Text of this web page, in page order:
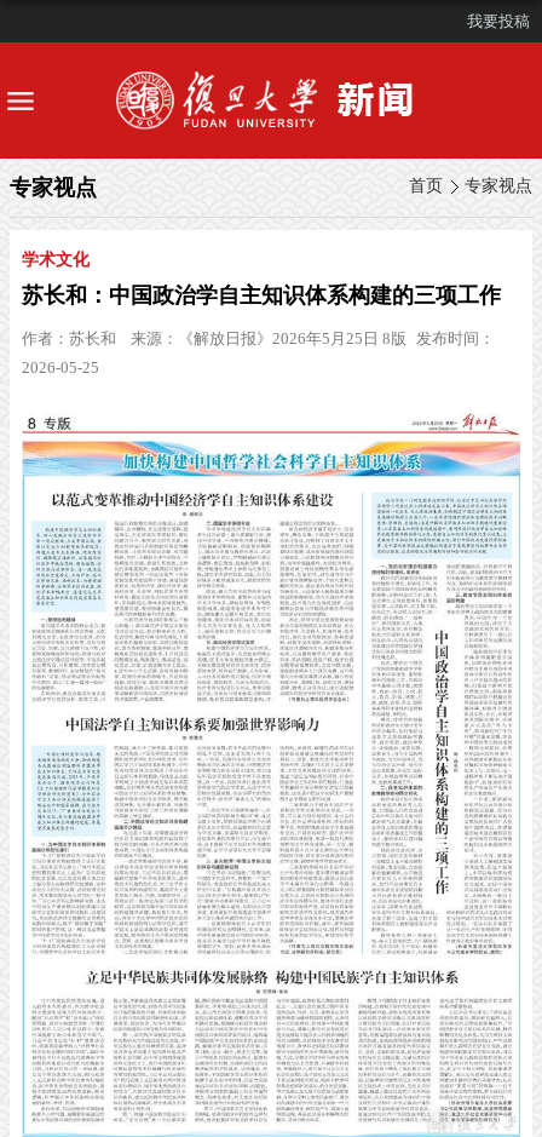
我要投稿
首页 专家视点
专家视点
学术文化
苏长和：中国政治学自主知识体系构建的三项工作
作者： 苏长和 来源： 《解放日报》2026年5月25日 8版 发布时间：
2026-05-25